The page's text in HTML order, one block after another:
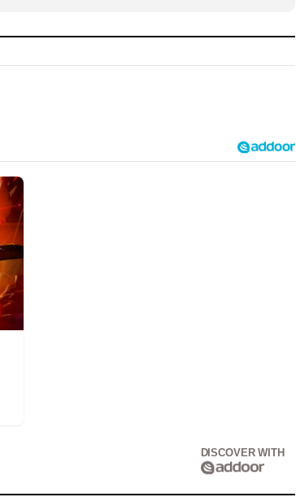
DISCOVER WITH